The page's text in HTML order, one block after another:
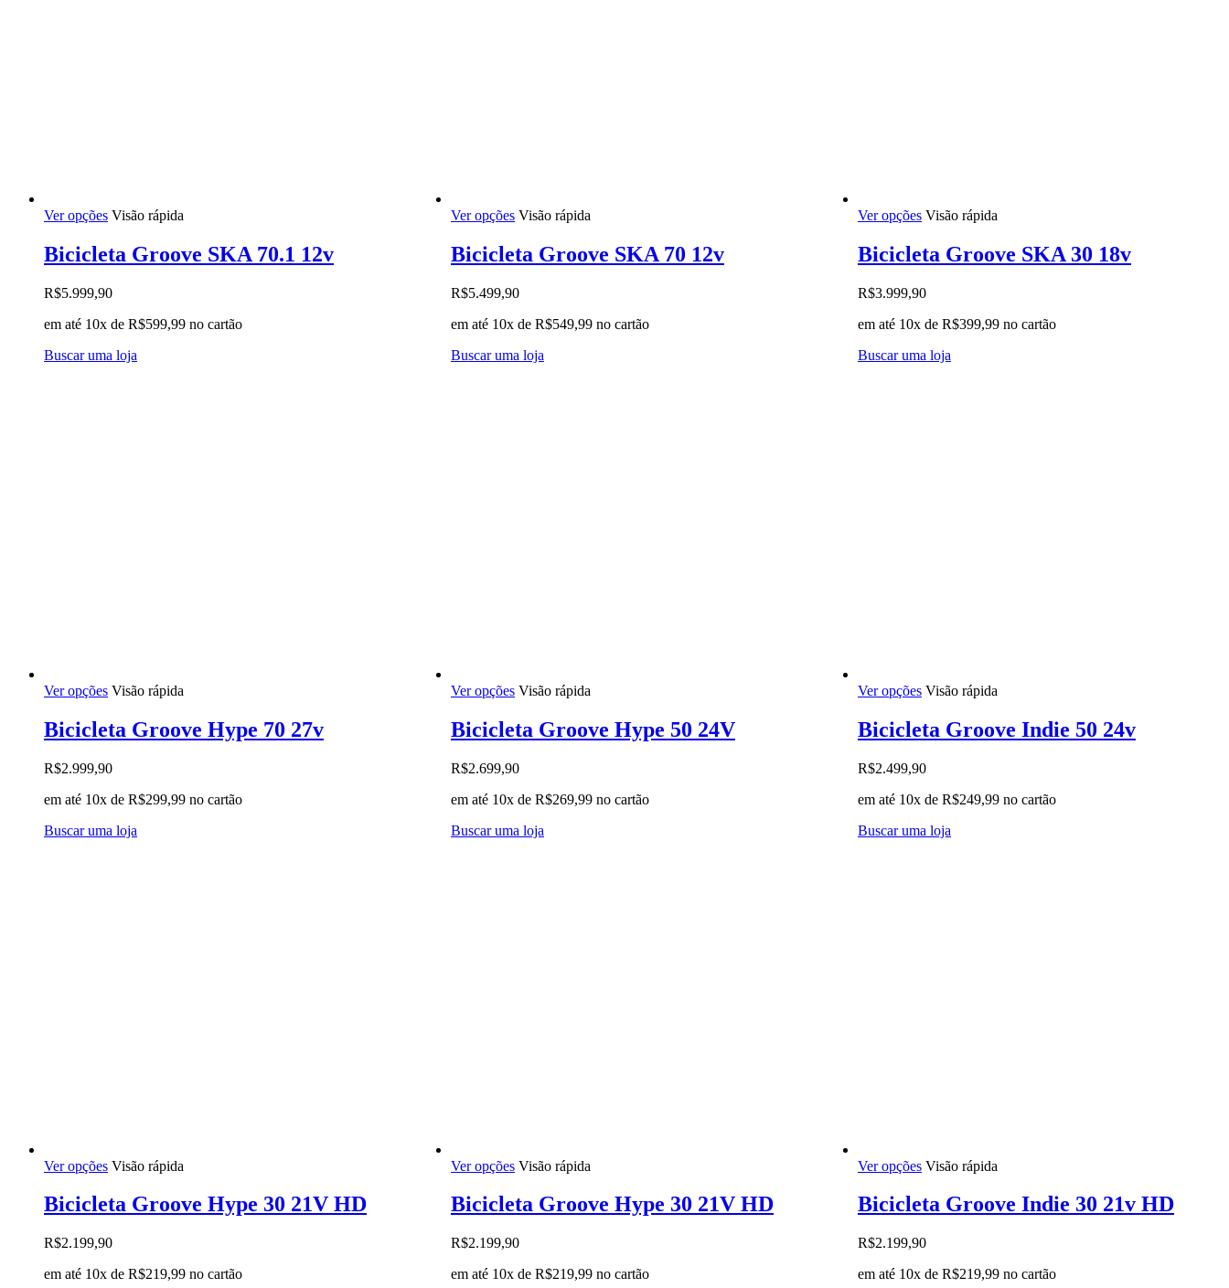
Ver opções Este
tem
várias
As
podem
escolhidas
Visão rápida
Bicicleta Groove SKA 70.1 12v
R$5.999,90
em até 10x de R$599,99 no cartão
Buscar uma loja
Ver opções Este
tem
várias
As
podem
escolhidas
Visão rápida
Bicicleta Groove SKA 70 12v
R$5.499,90
em até 10x de R$549,99 no cartão
Buscar uma loja
Ver opções Este
tem
várias
As
podem
escolhidas
Visão rápida
Bicicleta Groove SKA 30 18v
R$3.999,90
em até 10x de R$399,99 no cartão
Buscar uma loja
Ver opções Este
tem
várias
As
podem
escolhidas
Visão rápida
Bicicleta Groove Hype 70 27v
R$2.999,90
em até 10x de R$299,99 no cartão
Buscar uma loja
Ver opções Este
tem
várias
As
podem
escolhidas
Visão rápida
Bicicleta Groove Hype 50 24V
R$2.699,90
em até 10x de R$269,99 no cartão
Buscar uma loja
Ver opções Este
tem
várias
As
podem
escolhidas
Visão rápida
Bicicleta Groove Indie 50 24v
R$2.499,90
em até 10x de R$249,99 no cartão
Buscar uma loja
Ver opções Este
tem
várias
As
podem
Visão rápida
Bicicleta Groove Hype 30 21V HD
R$2.199,90
em até 10x de R$219,99 no cartão
Ver opções Este
tem
várias
As
podem
Visão rápida
Bicicleta Groove Hype 30 21V HD
R$2.199,90
em até 10x de R$219,99 no cartão
Ver opções Este
tem
várias
As
podem
Visão rápida
Bicicleta Groove Indie 30 21v HD
R$2.199,90
em até 10x de R$219,99 no cartão